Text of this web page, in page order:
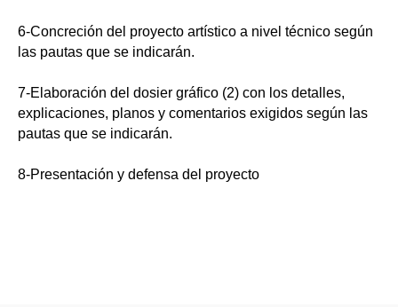
6-Concreción del proyecto artístico a nivel técnico según
las pautas que se indicarán.
7-Elaboración del dosier gráfico (2) con los detalles,
explicaciones, planos y comentarios exigidos según las
pautas que se indicarán.
8-Presentación y defensa del proyecto